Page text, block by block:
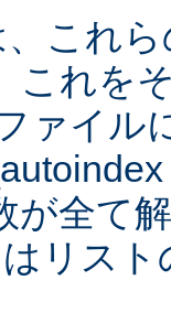
これ
これを
ァイル
が全て
リス